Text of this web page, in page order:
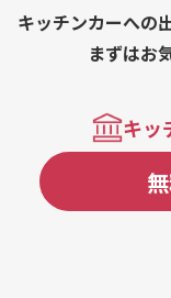
キッチンカーへの
まずはお
キッ